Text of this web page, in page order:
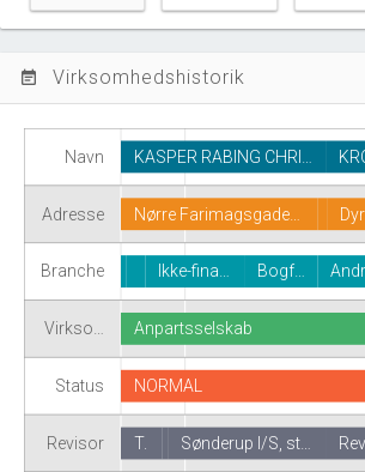
event_note Virksomhedshistorik
Navn
Adresse
Branche
Virkso…
Status
Revisor
KASPER RABING CHRI…
Nørre Farimagsgade…
Ikke-fina… Bogf…
Anpartsselskab
NORMAL
T. Sønderup I/S, st…